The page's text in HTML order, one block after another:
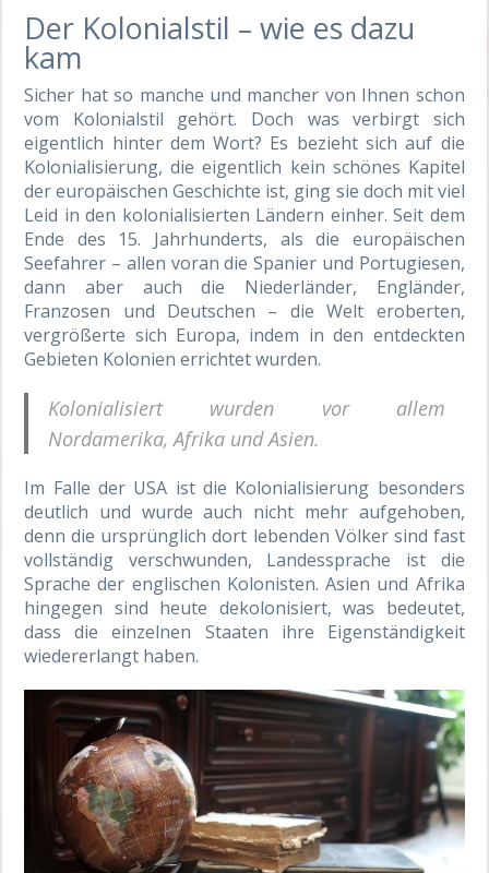
Der Kolonialstil – wie es dazu
kam
Sicher hat so manche und mancher von Ihnen schon
vom Kolonialstil gehört. Doch was verbirgt sich
eigentlich hinter dem Wort? Es bezieht sich auf die
Kolonialisierung, die eigentlich kein schönes Kapitel
der europäischen Geschichte ist, ging sie doch mit viel
Leid in den kolonialisierten Ländern einher. Seit dem
Ende des 15. Jahrhunderts, als die europäischen
Seefahrer – allen voran die Spanier und Portugiesen,
dann aber auch die Niederländer, Engländer,
Franzosen und Deutschen – die Welt eroberten,
vergrößerte sich Europa, indem in den entdeckten
Gebieten Kolonien errichtet wurden.
Kolonialisiert wurden vor allem
Nordamerika, Afrika und Asien.
Im Falle der USA ist die Kolonialisierung besonders
deutlich und wurde auch nicht mehr aufgehoben,
denn die ursprünglich dort lebenden Völker sind fast
vollständig verschwunden, Landessprache ist die
Sprache der englischen Kolonisten. Asien und Afrika
hingegen sind heute dekolonisiert, was bedeutet,
dass die einzelnen Staaten ihre Eigenständigkeit
wiedererlangt haben.